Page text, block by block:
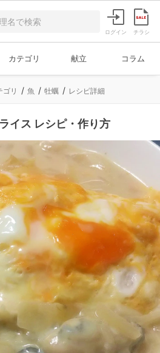
ログイン チラシ
カテゴリ 献立 コラム
ゴリ 魚 牡蠣 レシピ詳細
イス レシピ・作り方